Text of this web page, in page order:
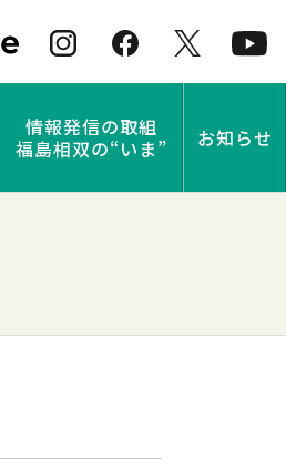
情報発信の取組
福島相双の“いま”
お知らせ